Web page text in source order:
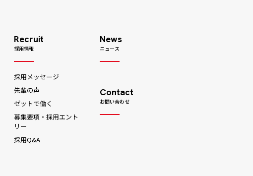
Recruit
採用情報
採用メッセージ
先輩の声
ゼットで働く
募集要項・採用エント
リー
採用Q&A
News
ニュース
Contact
お問い合わせ